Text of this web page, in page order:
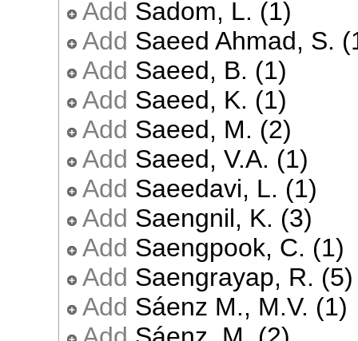
Add Sadom, L. (1)
Add Saeed Ahmad, S.
Add Saeed, B. (1)
Add Saeed, K. (1)
Add Saeed, M. (2)
Add Saeed, V.A. (1)
Add Saeedavi, L. (1)
Add Saengnil, K. (3)
Add Saengpook, C. (1)
Add Saengrayap, R. (5)
Add Sáenz M., M.V. (1)